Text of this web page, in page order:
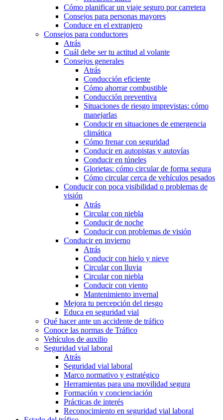
Cómo planificar un viaje seguro por carretera
Consejos para personas mayores
Conduce en el extranjero
Consejos para conductores
Atrás
Cuál debe ser tu actitud al volante
Consejos generales
Atrás
Conducción eficiente
Cómo ahorrar combustible
Conducción preventiva
Situaciones de riesgo imprevistas: cómo
manejarlas
Conducir en situaciones de emergencia
climática
Cómo frenar con seguridad
Conducir en autopistas y autovías
Conducir en túneles
Glorietas: cómo circular de forma segura
Cómo circular cerca de vehículos pesados
Conducir con poca visibilidad o problemas de
visión
Atrás
Circular con niebla
Conducir de noche
Conducir con problemas de visión
Conducir en invierno
Atrás
Conducir con hielo y nieve
Circular con lluvia
Circular con niebla
Conducir con viento
Mantenimiento invernal
Mejora tu percepción del riesgo
Educa en seguridad vial
Qué hacer ante un accidente de tráfico
Conoce las normas de Tráfico
Vehículos de auxilio
Seguridad vial laboral
Atrás
Seguridad vial laboral
Marco normativo y estratégico
Herramientas para una movilidad segura
Formación y concienciación
Prácticas de interés
Reconocimiento en seguridad vial laboral